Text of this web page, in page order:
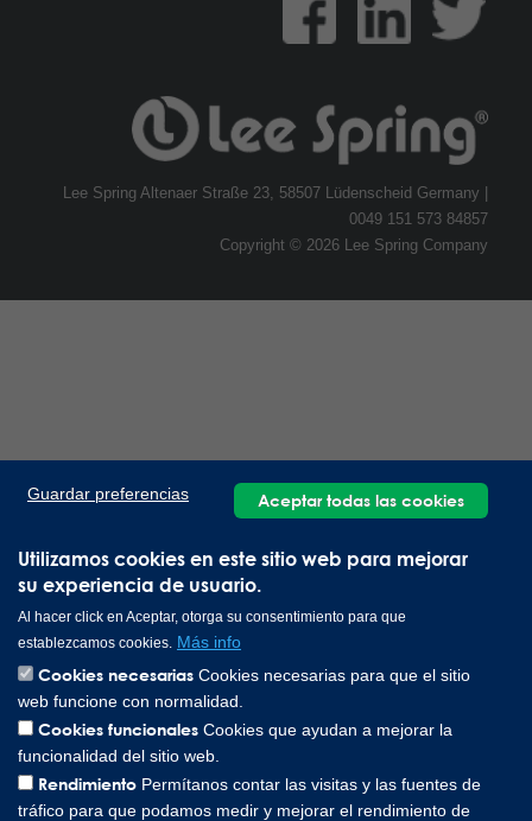
Utilizamos cookies en este sitio web para mejorar
su experiencia de usuario.
Al hacer click en Aceptar, otorga su consentimiento para que
establezcamos cookies. Más info
Cookies necesarias Cookies necesarias para que el sitio
web funcione con normalidad.
Cookies funcionales Cookies que ayudan a mejorar la
funcionalidad del sitio web.
Rendimiento Permítanos contar las visitas y las fuentes de
tráfico para que podamos medir y mejorar el rendimiento de
Guardar preferencias Aceptar todas las cookies
Lee Spring Altenaer Straße 23, 58507 Lüdenscheid Germany |
0049 151 573 84857
Copyright © 2026 Lee Spring Company